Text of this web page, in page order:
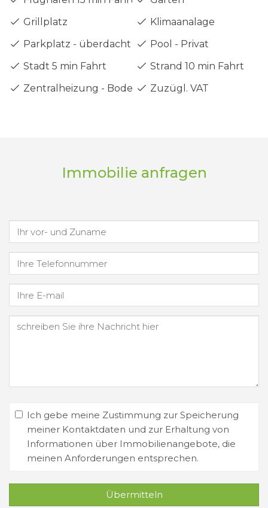
Grillplatz
Klimaanalage
Parkplatz - überdacht
Pool - Privat
Stadt 5 min Fahrt
Strand 10 min Fahrt
Zentralheizung - Boden
Zuzügl. VAT
Immobilie anfragen
Ich gebe meine Zustimmung zur Speicherung
meiner Kontaktdaten und zur Erhaltung von
Informationen über Immobilienangebote, die
meinen Anforderungen entsprechen.
Übermitteln